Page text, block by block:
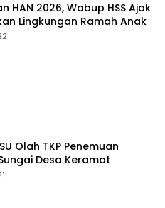
HAN 2026, Wabup HSS Ajak
Lingkungan Ramah Anak
Olah TKP Penemuan
Desa Keramat